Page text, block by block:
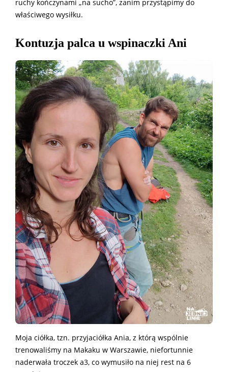
ruchy kończynami „na sucho”, zanim przystąpimy do
właściwego wysiłku.
Kontuzja palca u wspinaczki Ani
Moja ciółka, tzn. przyjaciółka Ania, z którą wspólnie
trenowaliśmy na Makaku w Warszawie, niefortunnie
naderwała troczek a3, co wymusiło na niej rest na 6